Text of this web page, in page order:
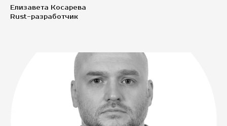
Елизавета Косарева
Rust-разработчик